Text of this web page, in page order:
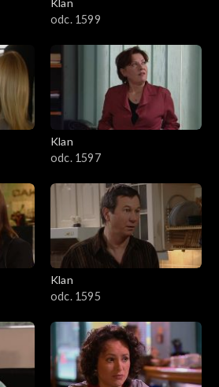
odc. 1599
Klan
odc. 1597
Klan
odc. 1595